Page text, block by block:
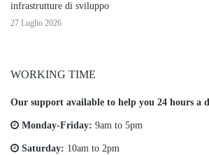
infrastrutture di sviluppo
27 Luglio 2026
WORKING TIME
Our support available to help you 24 hours a
Monday-Friday: 9am to 5pm
Saturday: 10am to 2pm